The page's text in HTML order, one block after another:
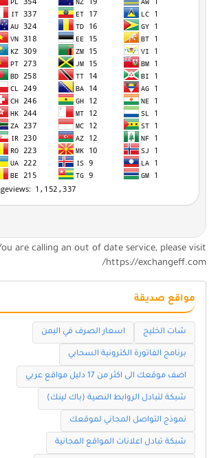
You are calling an out of date service, please visit
https://exchangeff.com/
مواقع صديقة
شات الخليج اسعار الصرف في اليمن
برنامج الفاتورة الكترونية السحابي
اضف موقعك الى اكثر من 17 دليل مواقع عربي
شبكة لتبادل الروابط النصية (باك لينك)
نموذج التواصل المجاني لموقعك
شبكة تبادل اعلانات المواقع المجانية